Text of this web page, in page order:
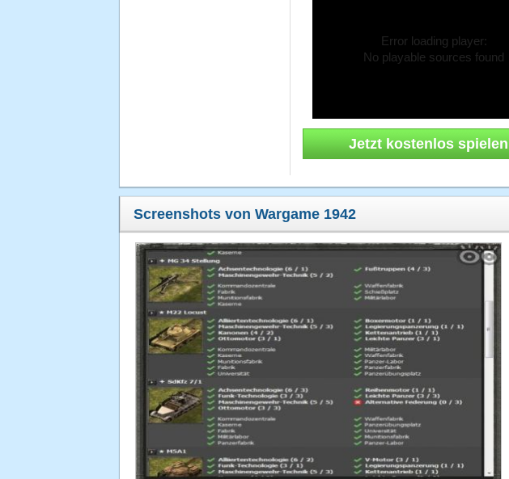
Error loading player:
No playable sources found
Jetzt kostenlos spielen
Screenshots von Wargame 1942